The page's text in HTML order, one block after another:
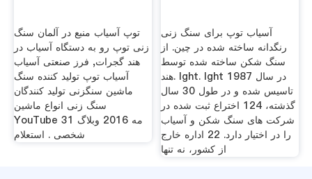
توپ آسیاب منبع در آلمان سنگ
زنی توپ رو به دستگاه آسیاب در
هند گجرات, فرز صنعتی آسیاب
آسیاب توپ تولید کننده سنگ
ماشین سنگزنی تولید کنندگان
سنگ زنی انواع ماشین
YouTube 31 مه 2016 وبلاگ
شخصی . استعلام
آسیاب توپ برای سنگ زنی
رنگدانه ساخته شده در چین. از
سنگ شکن ساخته شده توسط
هند. lght. lght در سال 1987
تاسیس شده و در طول 30 سال
گذشته، 124 اختراع ثبت شده در
شركت های سنگ شكن و آسیاب
را در اختیار دارد. 22 اداره خارج
از کشور، نه تنها